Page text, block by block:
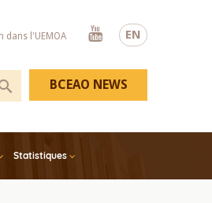
EN
dans l'UEMOA
Youtube
Statistiques
BCEAO NEWS